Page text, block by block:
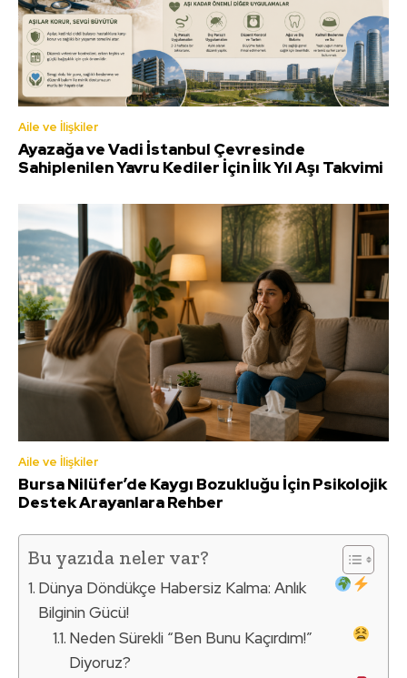
Aile ve İlişkiler
Ayazağa ve Vadi İstanbul Çevresinde
Sahiplenilen Yavru Kediler İçin İlk Yıl Aşı Takvimi
Aile ve İlişkiler
Bursa Nilüfer’de Kaygı Bozukluğu İçin Psikolojik
Destek Arayanlara Rehber
Bu yazıda neler var?
Dünya Döndükçe Habersiz Kalma: Anlık
Bilginin Gücü!
Neden Sürekli “Ben Bunu Kaçırdım!”
Diyoruz?